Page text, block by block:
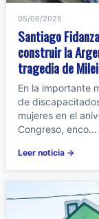
05/06/2025
Santiago
construir la
tragedia de
En la importante
de
mujeres en el
Congreso, enco...
Leer noticia →